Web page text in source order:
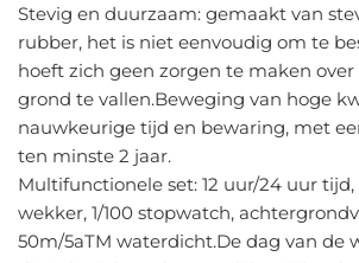
Stevig en duurzaam: gemaakt van
rubber, het is niet eenvoudig om te
hoeft zich geen zorgen te maken
grond te vallen.Beweging van hoge
nauwkeurige tijd en bewaring, met
ten minste 2 jaar.
Multifunctionele set: 12 uur/24 uur
wekker, 1/100 stopwatch,
50m/5aTM waterdicht.De dag van de